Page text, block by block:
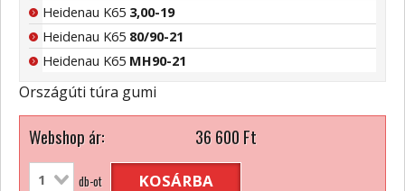
Heidenau K65 3,00-19
Heidenau K65 80/90-21
Heidenau K65 MH90-21
Országúti túra gumi
Webshop ár: 36 600Ft
db-ot KOSÁRBA